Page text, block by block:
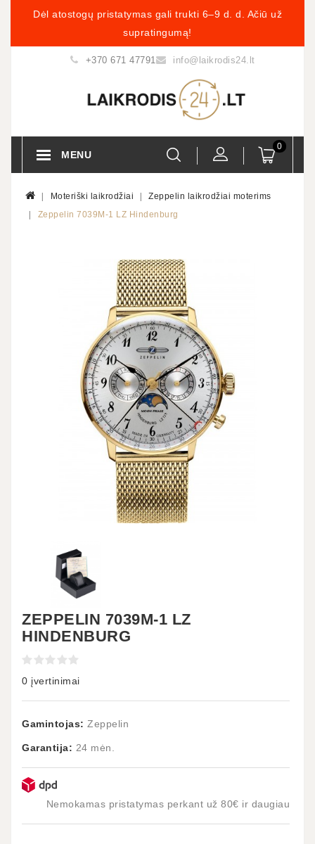
Dėl atostogų pristatymas gali trukti 6–9 d. d. Ačiū už
supratingumą!
+370 671 47791 info@laikrodis24.lt
0
MENU
Moteriški laikrodžiai
Zeppelin laikrodžiai moterims
Zeppelin 7039M-1 LZ Hindenburg
ZEPPELIN 7039M-1 LZ
HINDENBURG
0 įvertinimai
Gamintojas: Zeppelin
Garantija: 24 mėn.
Nemokamas pristatymas perkant už 80€ ir daugiau